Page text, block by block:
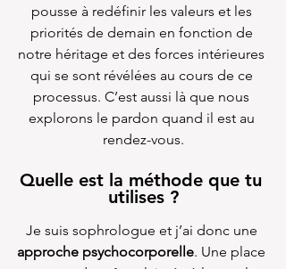
pousse à redéfinir les valeurs et les
priorités de demain en fonction de
notre héritage et des forces intérieures
qui se sont révélées au cours de ce
processus. C’est aussi là que nous
explorons le pardon quand il est au
rendez-vous.
Quelle est la méthode que tu
utilises ?
Je suis sophrologue et j’ai donc une
approche psychocorporelle. Une place